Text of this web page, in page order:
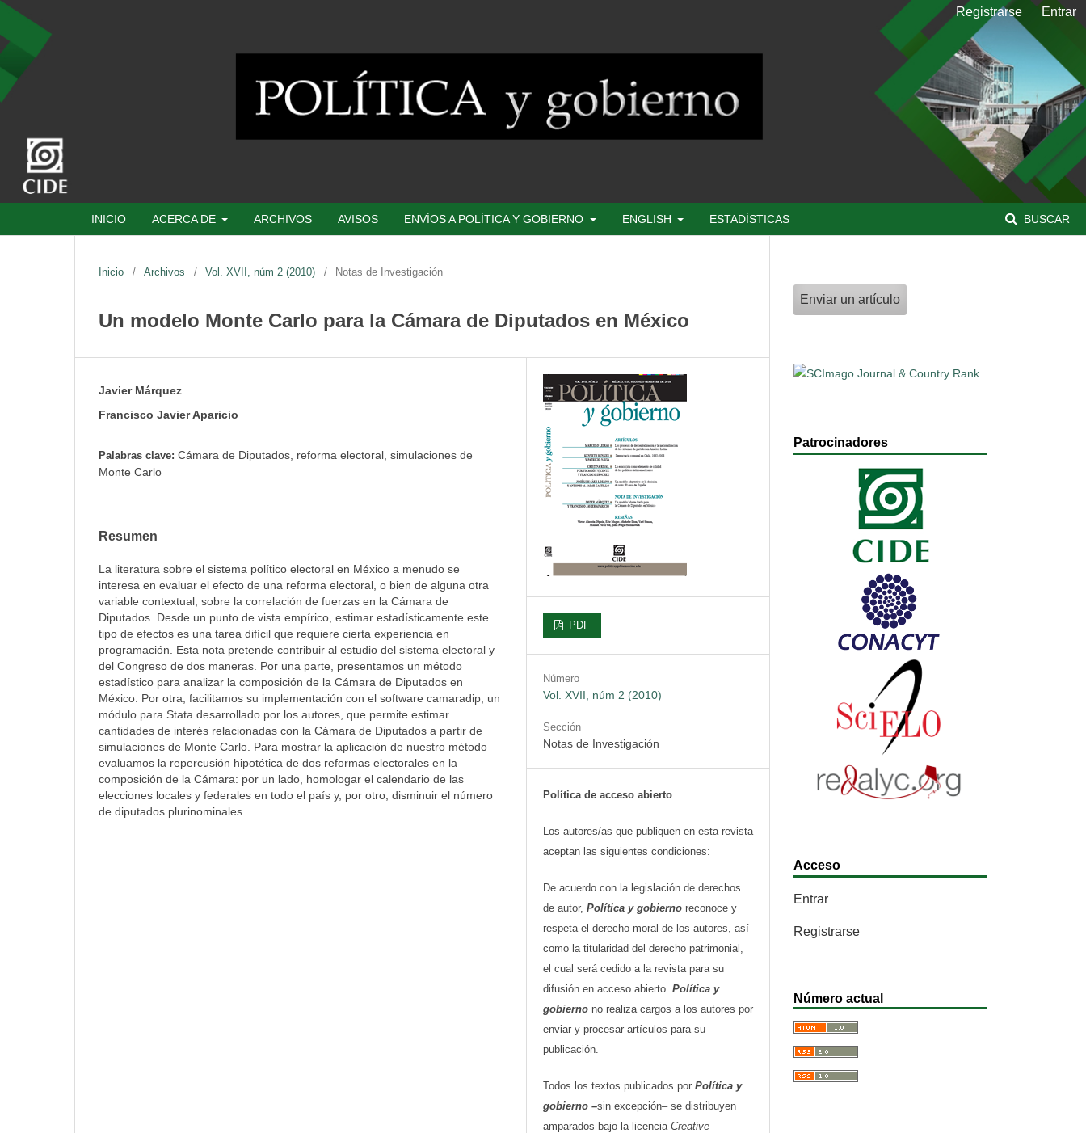
INICIO ACERCA DE ARCHIVOS AVISOS ENVÍOS A POLÍTICA Y GOBIERNO ENGLISH ESTADÍSTICAS BUSCAR
Registrarse Entrar
Inicio / Archivos / Vol. XVII, núm 2 (2010) / Notas de Investigación
Un modelo Monte Carlo para la Cámara de Diputados en México
Javier Márquez
Francisco Javier Aparicio
Palabras clave: Cámara de Diputados, reforma electoral, simulaciones de
Monte Carlo
Resumen
La literatura sobre el sistema político electoral en México a menudo se
interesa en evaluar el efecto de una reforma electoral, o bien de alguna otra
variable contextual, sobre la correlación de fuerzas en la Cámara de
Diputados. Desde un punto de vista empírico, estimar estadísticamente este
tipo de efectos es una tarea difícil que requiere cierta experiencia en
programación. Esta nota pretende contribuir al estudio del sistema electoral y
del Congreso de dos maneras. Por una parte, presentamos un método
estadístico para analizar la composición de la Cámara de Diputados en
México. Por otra, facilitamos su implementación con el software camaradip, un
módulo para Stata desarrollado por los autores, que permite estimar
cantidades de interés relacionadas con la Cámara de Diputados a partir de
simulaciones de Monte Carlo. Para mostrar la aplicación de nuestro método
evaluamos la repercusión hipotética de dos reformas electorales en la
composición de la Cámara: por un lado, homologar el calendario de las
elecciones locales y federales en todo el país y, por otro, disminuir el número
de diputados plurinominales.
PDF
Número
Vol. XVII, núm 2 (2010)
Sección
Notas de Investigación
Política de acceso abierto
Los autores/as que publiquen en esta revista
aceptan las siguientes condiciones:
De acuerdo con la legislación de derechos
de autor, Política y gobierno reconoce y
respeta el derecho moral de los autores, así
como la titularidad del derecho patrimonial,
el cual será cedido a la revista para su
difusión en acceso abierto. Política y
gobierno no realiza cargos a los autores por
enviar y procesar artículos para su
publicación.
Todos los textos publicados por Política y
gobierno –sin excepción– se distribuyen
amparados bajo la licencia Creative
Enviar un artículo
Patrocinadores
Acceso
Entrar
Registrarse
Número actual